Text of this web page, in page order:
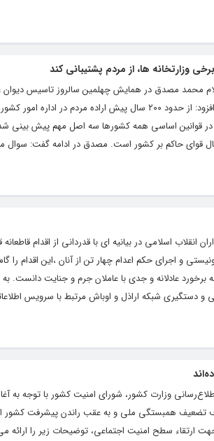
وزارتخانه ها، از مردم پشتیبانی کند
محمد مصدق در همایش چهلمین سالروز تاسیس
جزو افتخارات نظام جمهوری اسلامی است. وی افزود: از حدود ۲۰۰ سال پیش
قوانین اساسی همه کشورها سه اصل مهم پیش بینی
قوای حاکم بر کشور است. مصدق در ادامه گفت: سوال
انقلاب اسلامی در بیانیه ای با قدردانی از اقدام
و اجرای حکم اعدام چهار تن از آنان ،این اقدام را
برخورد عادلانه و جدی با عاملان جرم و جنایت دانست.
و دستگیری شبکه اراذل و اوباش مرتبط با سرویس
وزارت کشور، شورای امنیت کشور با توجه به
تضعیف همبستگی ملی و به عقب راندن پیشرفت کشور